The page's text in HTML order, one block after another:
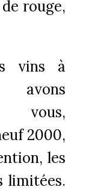
rouge,
vins à
avons
vous,
2000,
les
limitées.